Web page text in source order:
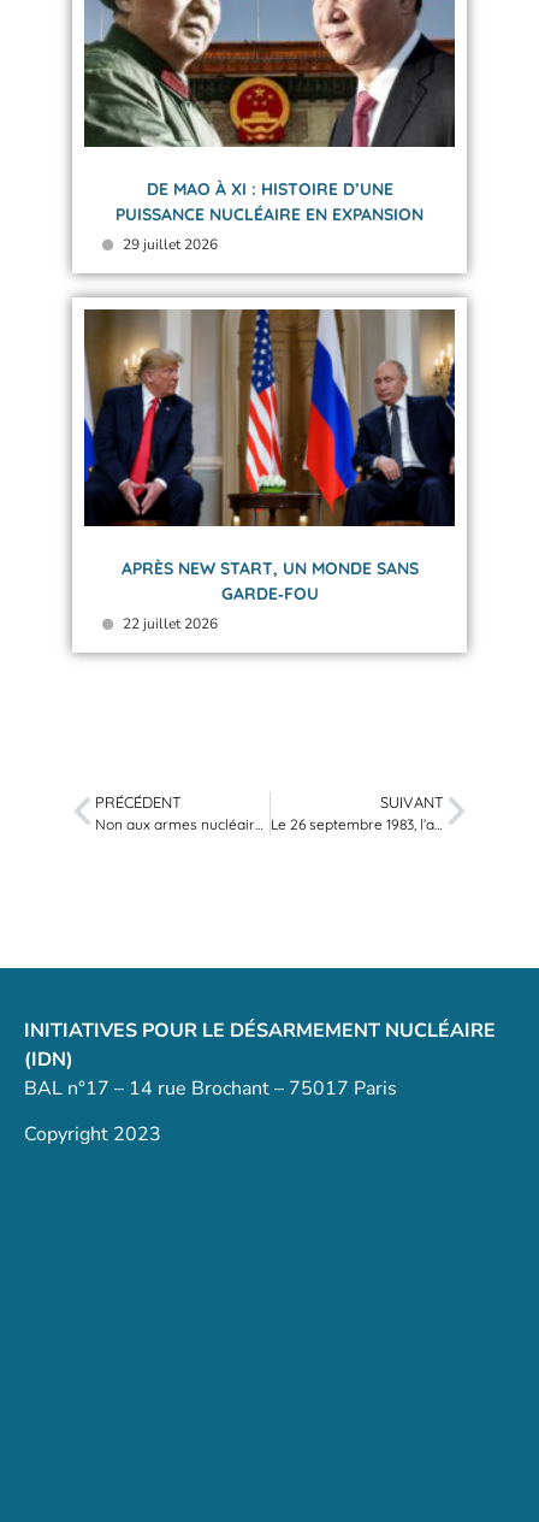
DE MAO À XI : HISTOIRE D’UNE
PUISSANCE NUCLÉAIRE EN EXPANSION
29 juillet 2026
APRÈS NEW START, UN MONDE SANS
GARDE‑FOU
22 juillet 2026
PRÉCÉDENT SUIVANT
Le 26 septembre 1983, l’apocalypse nucléaire a été évitée
INITIATIVES POUR LE DÉSARMEMENT NUCLÉAIRE
(IDN)
BAL n°17 – 14 rue Brochant – 75017 Paris
Copyright 2023